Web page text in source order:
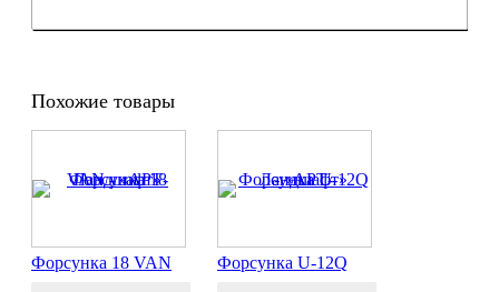
Похожие товары
Форсунка 18 VAN Форсунка U-12Q